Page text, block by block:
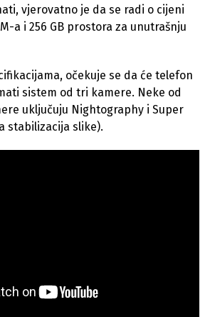
vjerovatno je da se radi o cijeni
a i 256 GB prostora za unutrašnju
očekuje se da će telefon
sistem od tri kamere. Neke od
uključuju Nightography i Super
stabilizacija slike).